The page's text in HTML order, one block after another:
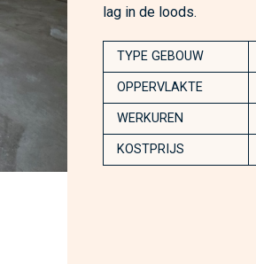
lag in de loods.
TYPE GEBOUW
OPPERVLAKTE
WERKUREN
KOSTPRIJS